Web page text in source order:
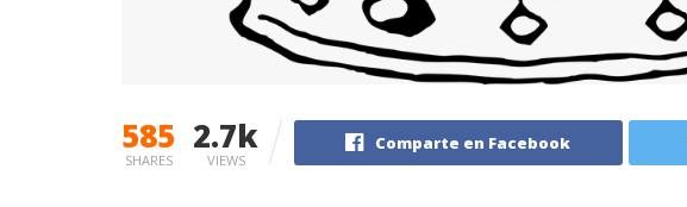
585
SHARES
2.7k
VIEWS
Comparte en Facebook